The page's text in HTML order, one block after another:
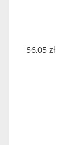
56,05 zł